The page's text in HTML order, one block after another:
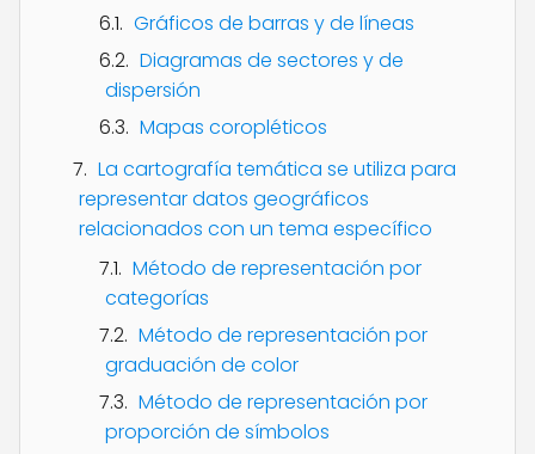
Gráficos de barras y de líneas
Diagramas de sectores y de
dispersión
Mapas coropléticos
La cartografía temática se utiliza para
representar datos geográficos
relacionados con un tema específico
Método de representación por
categorías
Método de representación por
graduación de color
Método de representación por
proporción de símbolos